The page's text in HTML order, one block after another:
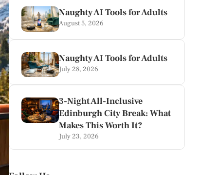
Naughty AI Tools for Adults
August 5, 2026
Naughty AI Tools for Adults
July 28, 2026
3-Night All-Inclusive
Edinburgh City Break: What
Makes This Worth It?
July 23, 2026